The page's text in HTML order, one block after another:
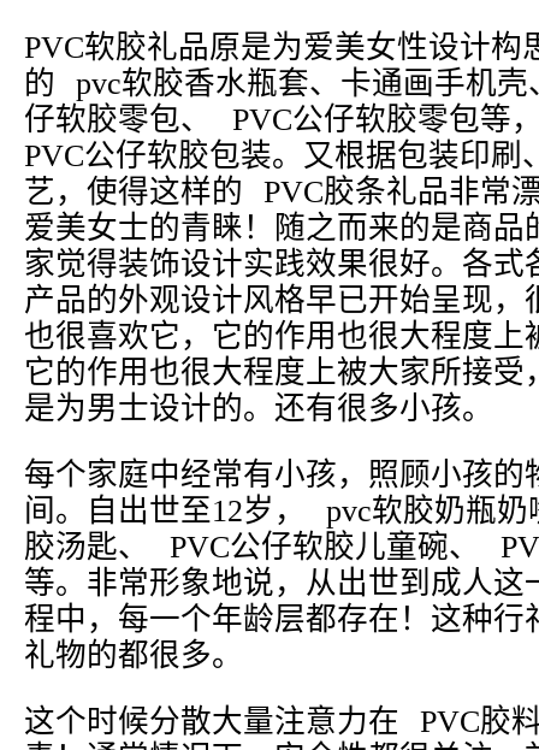
PVC软胶礼品原是为爱美女性设计构
的 pvc软胶香水瓶套、卡通画手机
仔软胶零包、 PVC公仔软胶零包等
PVC公仔软胶包装。又根据包装印刷
艺，使得这样的 PVC胶条礼品非常
爱美女士的青睐！随之而来的是商品
家觉得装饰设计实践效果很好。各
产品的外观设计风格早已开始呈现，
也很喜欢它，它的作用也很大程度上
它的作用也很大程度上被大家所接受
是为男士设计的。还有很多小孩。
每个家庭中经常有小孩，照顾小孩的
间。自出世至12岁， pvc软胶奶瓶
胶汤匙、 PVC公仔软胶儿童碗、
等。非常形象地说，从出世到成人这
程中，每一个年龄层都存在！这种行
礼物的都很多。
这个时候分散大量注意力在 PVC胶